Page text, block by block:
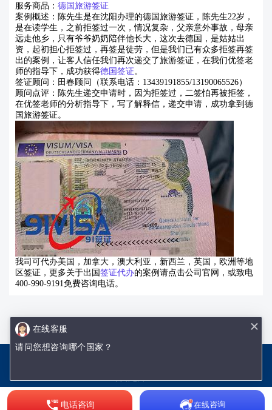
服务商品： 德国旅游签证
案例概述：陈先生是在沈阳办理的德国旅游签证，陈先生22岁，
是在读学生，之前拒签过一次，情况复杂，父亲意外事故，母亲
远走他乡，只有爷爷奶奶陪伴他长大，这次去德国，是姑姑出
资，起初担心拒签过，再签是徒劳，但是我们已有众多拒签再签
出的案例，让客人信任我们再次递交了旅游签证，在我们优签老
师的指导下，成功获得德国签证 。
签证顾问：田春顾问（联系电话： 13439191855/13190065526）
顾问点评：陈先生递交申请时，因为拒签过，二签怕再被拒签，
在优签老师的分析指导下，写了解释信，递交申请，成功拿到德
国旅游签证。
我司可代办美国，加拿大，澳大利亚，新西兰，英国，欧洲等地
区签证，更多关于出国 签证代办的案例请点击公司官网，或致电
400-990-9191免费咨询电话。
电话咨询 在线咨询
在线客服
请问您想咨询哪个国家？